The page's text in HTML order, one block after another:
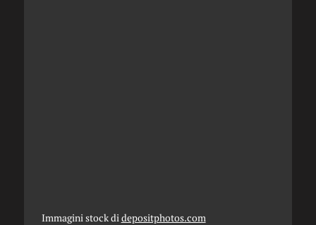
Immagini stock di depositphotos.com